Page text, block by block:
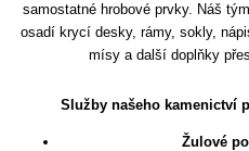
samostatné hrobové prvky. Náš
osadí krycí desky, rámy, sokly,
mísy a další doplňky
Služby našeho kamenictví
Žulové